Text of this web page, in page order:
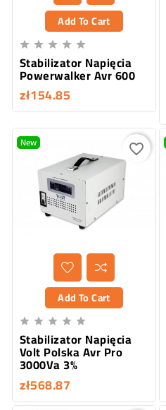
Add To Cart
    
Stabilizator Napięcia
Powerwalker Avr 600
zł154.85
New
Add To Cart
    
Stabilizator Napięcia
Volt Polska Avr Pro
3000Va 3%
zł568.87
favorite_border